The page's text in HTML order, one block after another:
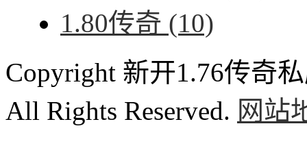
1.80传奇 (10)
Copyright 新开1.76传奇
All Rights Reserved. 网站